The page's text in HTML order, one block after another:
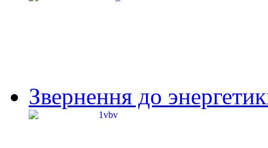
Звернення до